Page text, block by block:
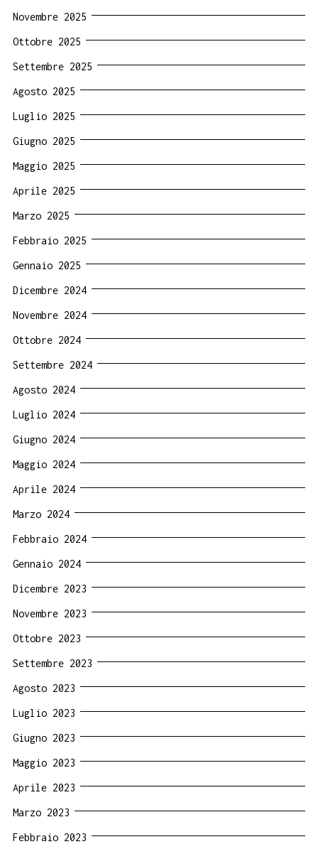
Novembre 2025
Ottobre 2025
Settembre 2025
Agosto 2025
Luglio 2025
Giugno 2025
Maggio 2025
Aprile 2025
Marzo 2025
Febbraio 2025
Gennaio 2025
Dicembre 2024
Novembre 2024
Ottobre 2024
Settembre 2024
Agosto 2024
Luglio 2024
Giugno 2024
Maggio 2024
Aprile 2024
Marzo 2024
Febbraio 2024
Gennaio 2024
Dicembre 2023
Novembre 2023
Ottobre 2023
Settembre 2023
Agosto 2023
Luglio 2023
Giugno 2023
Maggio 2023
Aprile 2023
Marzo 2023
Febbraio 2023